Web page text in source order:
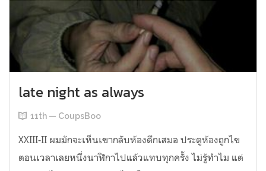
late night as always
11th — CoupsBoo
XXIII-II ผมมักจะเห็นเขากลับห้องดึกเสมอ ประตูห้องถูกไข
ตอนเวลาเลยหนึ่งนาฬิกาไปแล้วแทบทุกครั้ง ไม่รู้ทำไม แต่